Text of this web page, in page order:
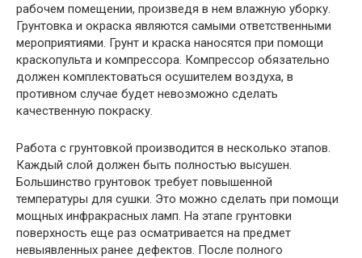
рабочем помещении, произведя в нем влажную уборку.
Грунтовка и окраска являются самыми ответственными
мероприятиями. Грунт и краска наносятся при помощи
краскопульта и компрессора. Компрессор обязательно
должен комплектоваться осушителем воздуха, в
противном случае будет невозможно сделать
качественную покраску.
Работа с грунтовкой производится в несколько этапов.
Каждый слой должен быть полностью высушен.
Большинство грунтовок требует повышенной
температуры для сушки. Это можно сделать при помощи
мощных инфракрасных ламп. На этапе грунтовки
поверхность еще раз осматривается на предмет
невыявленных ранее дефектов. После полного